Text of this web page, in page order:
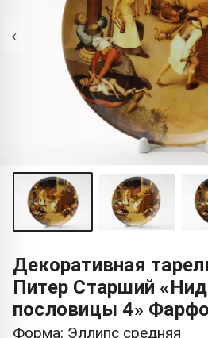
‹
Декоративная
Питер Старший
пословицы 4»
Форма: Эллипс средняя